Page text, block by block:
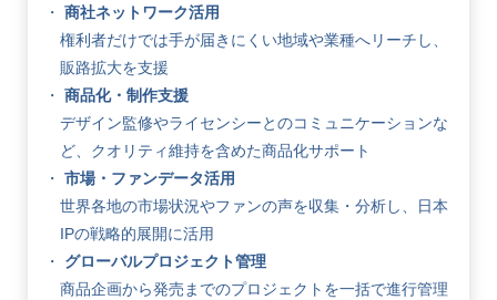
商社ネットワーク活用
権利者だけでは手が届きにくい地域や業種へリーチし、
販路拡大を支援
商品化・制作支援
デザイン監修やライセンシーとのコミュニケーションな
ど、クオリティ維持を含めた商品化サポート
市場・ファンデータ活用
世界各地の市場状況やファンの声を収集・分析し、日本
IPの戦略的展開に活用
グローバルプロジェクト管理
商品企画から発売までのプロジェクトを一括で進行管理